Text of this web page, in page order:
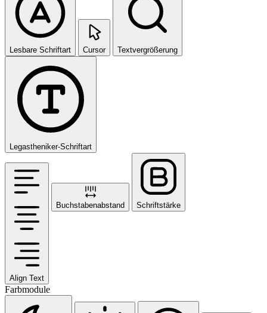
Lesbare Schriftart Cursor Textvergrößerung
Legastheniker-Schriftart
Align Text
Buchstabenabstand Schriftstärke
Farbmodule